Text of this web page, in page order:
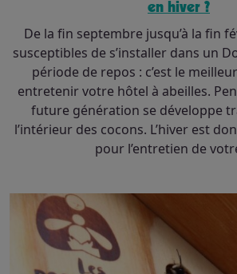
en hiver ?
De la fin septembre jusqu’à la fin
susceptibles de s’installer dans un
période de repos : c’est le
entretenir votre hôtel à abeilles.
future génération se développe
l’intérieur des cocons. L’hiver est
pour l’entretien de